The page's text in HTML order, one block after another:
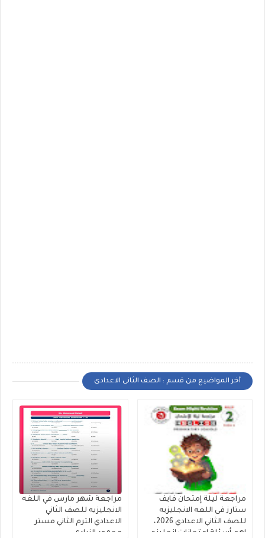
أخر المواضيع من قسم : الصف الثانى الاعدادى
مراجعة ليلة إمتحان فايف
ستارز فى اللغه الانجليزيه
للصف الثاني الاعدادي 2026،
اهم أسئلة إمتحانات إنجليزي
مراجعة شهر مارس في اللغه
الانجليزيه للصف الثاني
الاعدادي الترم الثاني مستر
محمود الزيادى